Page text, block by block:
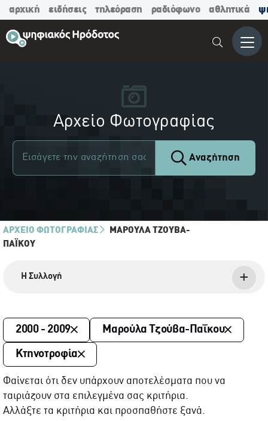
αρχική ειδήσεις τηλεόραση ραδιόφωνο αθλητικά
Μενού
Αρχείο Φωτογραφίας
Αναζήτηση
ΑΡΧΕΙΟ ΦΩΤΟΓΡΑΦΙΑΣ
ΜΑΡΟΎΛΑ ΤΖΟΎΒΑ-
ΠΑΪ́ΚΟΥ
Η Συλλογή
2000 - 2009 Μαρούλα Τζούβα-Παΐκου
Κτηνοτροφία
Φαίνεται ότι δεν υπάρχουν αποτελέσματα που να
ταιριάζουν στα επιλεγμένα σας κριτήρια.
Αλλάξτε τα κριτήρια και προσπαθήστε ξανά.